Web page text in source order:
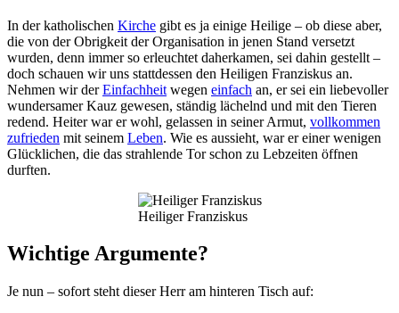
In der katholischen Kirche gibt es ja einige Heilige – ob diese aber,
die von der Obrigkeit der Organisation in jenen Stand versetzt
wurden, denn immer so erleuchtet daherkamen, sei dahin gestellt –
doch schauen wir uns stattdessen den Heiligen Franziskus an.
Nehmen wir derEinfachheit wegen einfach an, er sei ein liebevoller
wundersamer Kauz gewesen, ständig lächelnd und mit den Tieren
redend. Heiter war er wohl, gelassen in seiner Armut, vollkommen
zufrieden mit seinem Leben. Wie es aussieht, war er einer wenigen
Glücklichen, die das strahlende Tor schon zu Lebzeiten öffnen
durften.
Heiliger Franziskus
Wichtige Argumente?
Je nun – sofort steht dieser Herr am hinteren Tisch auf: